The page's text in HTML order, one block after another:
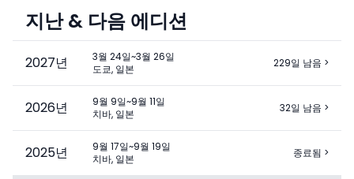
지난 & 다음 에디션
2027년
3월 24일~3월 26일
도쿄, 일본
229일 남음 >
2026년
9월 9일~9월 11일
치바, 일본
32일 남음 >
2025년
9월 17일~9월 19일
치바, 일본
종료됨 >